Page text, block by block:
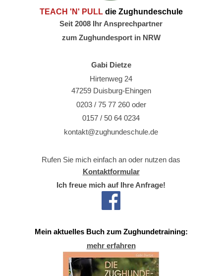
TEACH 'N' PULL die Zughundeschule
Seit 2008 Ihr Ansprechpartner
zum Zughundesport in NRW
Gabi Dietze
Hirtenweg 24
47259 Duisburg-Ehingen
0203 / 75 77 260 oder
0157 / 50 64 0234
kontakt@zughundeschule.de
Rufen Sie mich einfach an oder nutzen das
Kontaktformular
Ich freue mich auf Ihre Anfrage!
Mein aktuelles Buch zum Zughundetraining:
mehr erfahren